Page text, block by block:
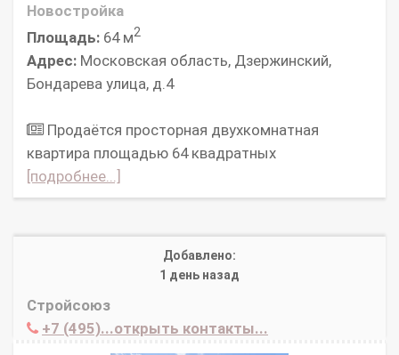
Новостройка
Площадь: 64 м2
Адрес: Московская область, Дзержинский,
Бондарева улица, д.4
Продаётся просторная двухкомнатная
квартира площадью 64 квадратных
[подробнее...]
Добавлено:
1 день назад
Стройсоюз
+7 (495)...открыть контакты...